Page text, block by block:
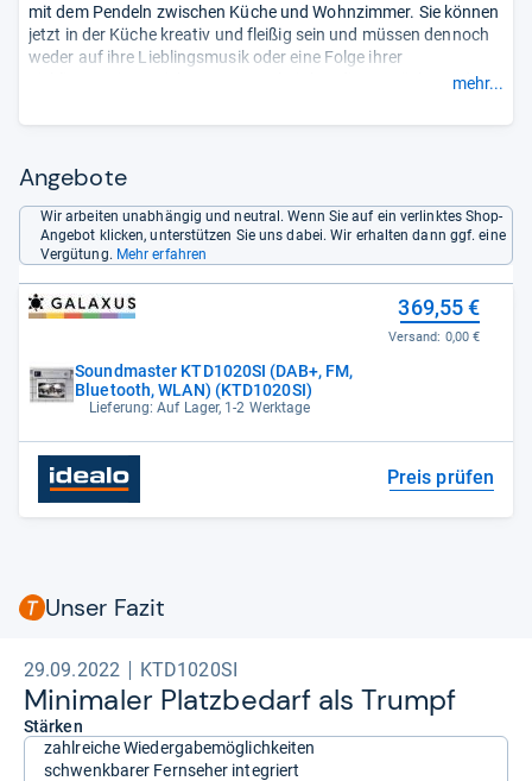
mit dem Pendeln zwischen Küche und Wohnzimmer. Sie können
jetzt in der Küche kreativ und fleißig sein und müssen dennoch
weder auf ihre Lieblingsmusik oder eine Folge ihrer
Lieblingsserie verzichten. So unscheinbar dieses Küchenradio
eingeschaltet kann es auf nahezu allen Kanälen für Information
mehr...
Angebote
Wir arbeiten unabhängig und neutral. Wenn Sie auf ein verlinktes Shop-
Angebot klicken, unterstützen Sie uns dabei. Wir erhalten dann ggf. eine
Vergütung. Mehr erfahren
Soundmaster KTD1020SI (DAB+, FM,
Bluetooth, WLAN) (KTD1020SI)
Lieferung: Auf Lager, 1-2 Werktage
369,55 €
Versand: 0,00 €
Preis prüfen
Unser Fazit
29.09.2022 KTD1020SI
Mini­ma­ler Platz­be­darf als Trumpf
Stärken
zahlreiche Wiedergabemöglichkeiten
schwenkbarer Fernseher integriert